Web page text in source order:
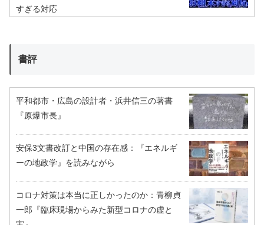
すぎる対応
書評
平和都市・広島の設計者・浜井信三の著書
『原爆市長』
安保3文書改訂と中国の存在感：『エネルギ
ーの地政学』を読みながら
コロナ対策は本当に正しかったのか：青柳貞
一郎『臨床現場からみた新型コロナの虚と